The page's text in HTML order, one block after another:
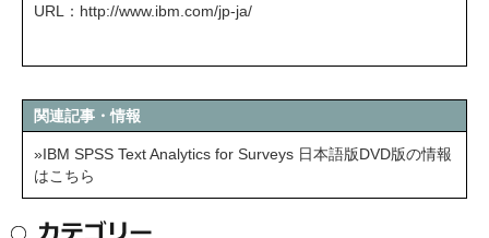
URL： http://www.ibm.com/jp-ja/
関連記事・情報
»IBM SPSS Text Analytics for Surveys 日本語版DVD版の情報
はこちら